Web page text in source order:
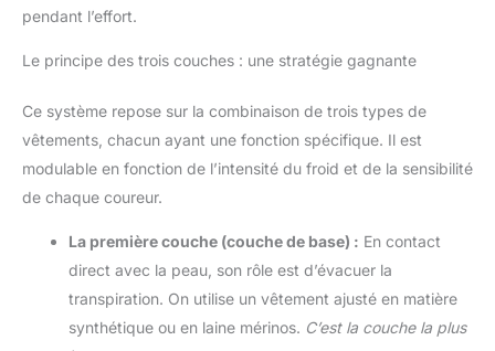
pendant l’effort.
Le principe des trois couches : une stratégie gagnante
Ce système repose sur la combinaison de trois types de
vêtements, chacun ayant une fonction spécifique. Il est
modulable en fonction de l’intensité du froid et de la sensibilité
de chaque coureur.
La première couche (couche de base) : En contact
direct avec la peau, son rôle est d’évacuer la
transpiration. On utilise un vêtement ajusté en matière
synthétique ou en laine mérinos. C’est la couche la plus